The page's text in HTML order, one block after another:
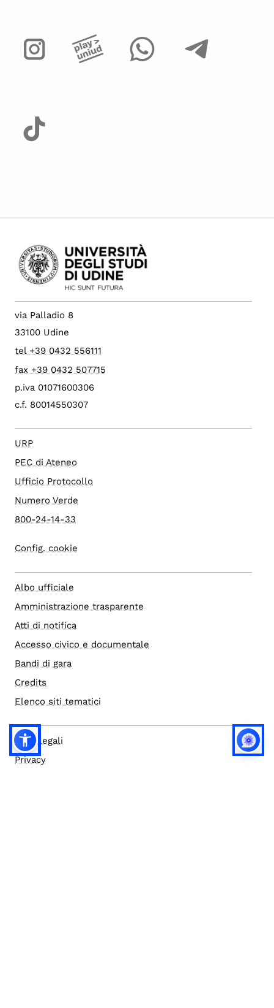
via Palladio 8
33100 Udine
tel +39 0432 556111
fax +39 0432 507715
p.iva 01071600306
c.f. 80014550307
URP
PEC di Ateneo
Ufficio Protocollo
Numero Verde
800-24-14-33
Config. cookie
Albo ufficiale
Amministrazione trasparente
Atti di notifica
Accesso civico e documentale
Bandi di gara
Credits
Elenco siti tematici
Note legali
Privacy